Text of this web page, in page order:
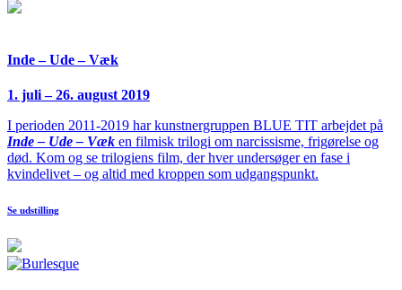
Inde – Ude – Væk
1. juli – 26. august 2019
I perioden 2011-2019 har kunstnergruppen BLUE TIT arbejdet på
Inde – Ude – Væk en filmisk trilogi om narcissisme, frigørelse og
død. Kom og se trilogiens film, der hver undersøger en fase i
kvindelivet – og altid med kroppen som udgangspunkt.
Se udstilling